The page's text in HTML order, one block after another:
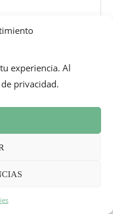
experiencia. Al
privacidad.